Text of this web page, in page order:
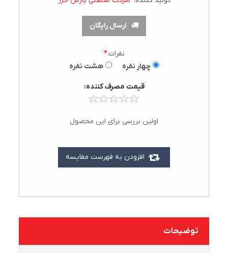
ارسال رایگان
نفرات*
چهار نفره
هشت نفره
قيمت مصرف کننده:
افزودن به فهرست مقایسه
اولین بررسی برای این محصول
توضیحات